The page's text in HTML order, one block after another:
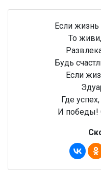
Если
То
Будь
Если
Где
И победы!